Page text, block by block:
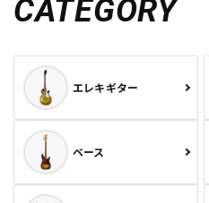
CATEGORY
エレキギター
ベース